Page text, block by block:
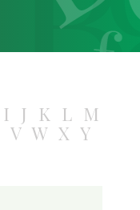
I J K L M
V W X Y